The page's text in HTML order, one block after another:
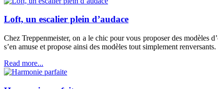
Loft, un escalier plein d’audace
Chez Treppenmeister, on a le chic pour vous proposer des modèles
s’en amuse et propose ainsi des modèles tout simplement renversants.
Read more...